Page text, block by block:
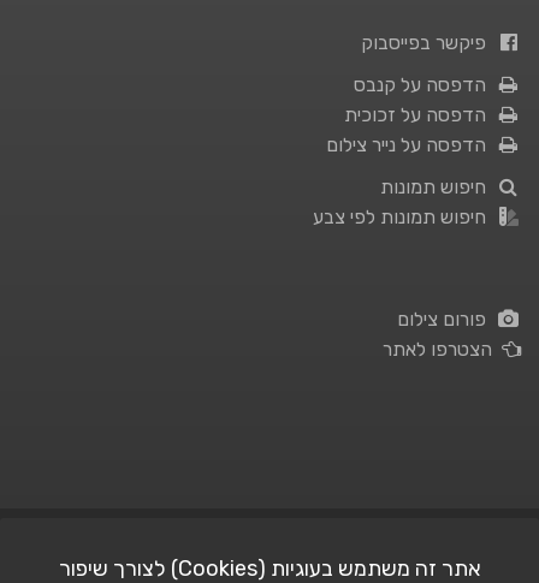
פיקשר בפייסבוק
הדפסה על קנבס
הדפסה על זכוכית
הדפסה על נייר צילום
חיפוש תמונות
חיפוש תמונות לפי צבע
פורום צילום
הצטרפו לאתר
אתר זה משתמש בעוגיות (Cookies) לצורך שיפור